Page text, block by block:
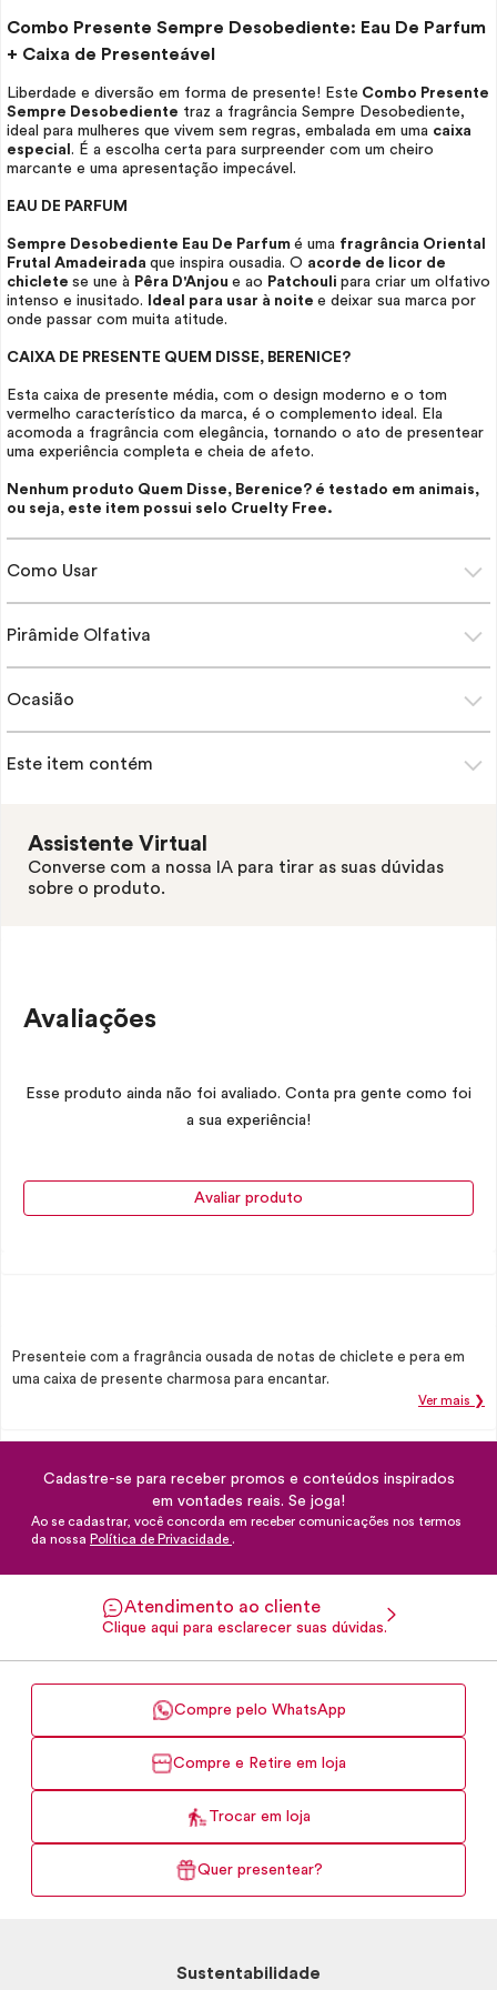
Combo Presente Sempre Desobediente: Eau De Parfum
+ Caixa de Presenteável
Liberdade e diversão em forma de presente! Este Combo Presente
Sempre Desobediente traz a fragrância Sempre Desobediente,
ideal para mulheres que vivem sem regras, embalada em uma caixa
especial . É a escolha certa para surpreender com um cheiro
marcante e uma apresentação impecável.
EAU DE PARFUM
Sempre Desobediente Eau De Parfum é uma fragrância Oriental
Frutal Amadeirada que inspira ousadia. O acorde de licor de
chiclete se une à Pêra D'Anjou e ao Patchouli para criar um olfativo
intenso e inusitado.
Ideal para usar à noite e deixar sua marca por
onde passar com muita atitude.
CAIXA DE PRESENTE QUEM DISSE, BERENICE?
Esta caixa de presente média, com o design moderno e o tom
vermelho característico da marca, é o complemento ideal. Ela
acomoda a fragrância com elegância, tornando o ato de presentear
uma experiência completa e cheia de afeto.
Nenhum produto Quem Disse, Berenice? é testado em animais,
ou seja, este item possui selo Cruelty Free.
Como Usar
Pirâmide Olfativa
Ocasião
Este item contém
Assistente Virtual
Converse com a nossa IA para tirar as suas dúvidas
sobre o produto.
Avaliações
Esse produto ainda não foi avaliado. Conta pra gente como foi
a sua experiência!
Avaliar produto
Presenteie com a fragrância ousada de notas de chiclete e pera em
uma caixa de presente charmosa para encantar.
Ver mais ❯
Cadastre-se para receber promos e conteúdos inspirados
em vontades reais. Se joga!
Ao se cadastrar, você concorda em receber comunicações nos termos
da nossa Política de Privacidade .
Atendimento ao cliente
Clique aqui para esclarecer suas dúvidas.
Compre pelo WhatsApp
Compre e Retire em loja
Trocar em loja
Quer presentear?
Sustentabilidade